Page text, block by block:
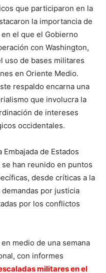
que participaron en la
la importancia de
el que el Gobierno
con Washington,
uso de bases militares
en Oriente Medio.
respaldo encarna una
que involucra la
de intereses
occidentales.
de Estados
han reunido en puntos
desde críticas a la
por justicia
por los conflictos
medio de una semana
con informes
militares en el